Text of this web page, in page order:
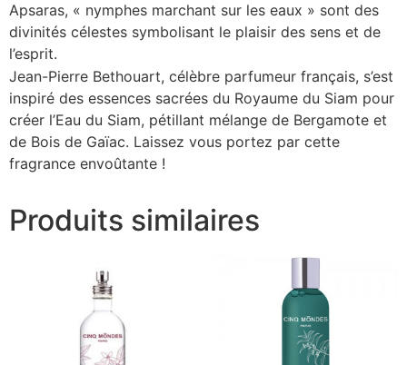
Apsaras, « nymphes marchant sur les eaux » sont des
divinités célestes symbolisant le plaisir des sens et de
l’esprit.
Jean-Pierre Bethouart, célèbre parfumeur français, s’est
inspiré des essences sacrées du Royaume du Siam pour
créer l’Eau du Siam, pétillant mélange de Bergamote et
de Bois de Gaïac. Laissez vous portez par cette
fragrance envoûtante !
Produits similaires